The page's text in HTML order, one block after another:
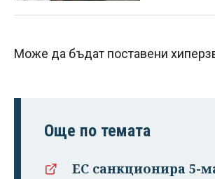
Може да бъдат поставени
Още по темата
ЕС санкционира 5-